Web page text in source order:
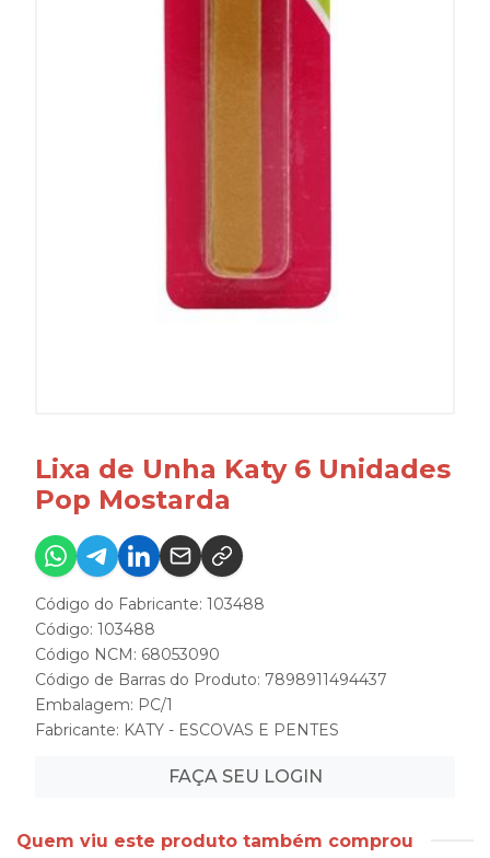
Lixa de Unha Katy 6 Unidades
Pop Mostarda
Código do Fabricante: 103488
Código: 103488
Código NCM: 68053090
Código de Barras do Produto: 7898911494437
Embalagem: PC/1
Fabricante: KATY - ESCOVAS E PENTES
FAÇA SEU LOGIN
Quem viu este produto também comprou